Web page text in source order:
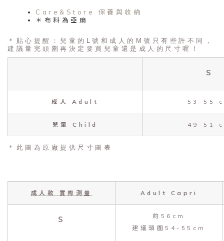
Care&Store 保養與收納
＊布料為亞麻
＊貼心提醒：兒童的L號和成人的M號只有些許不同，
建議量完頭圍再決定要買兒童還是成人的尺寸喔！
S
成人 Adult 53-55
兒童 Child 49-51
＊此圖為原廠提供尺寸圖表
成人款 實際測量 Adult Capri
S
約56cm
建議頭圍54-55cm